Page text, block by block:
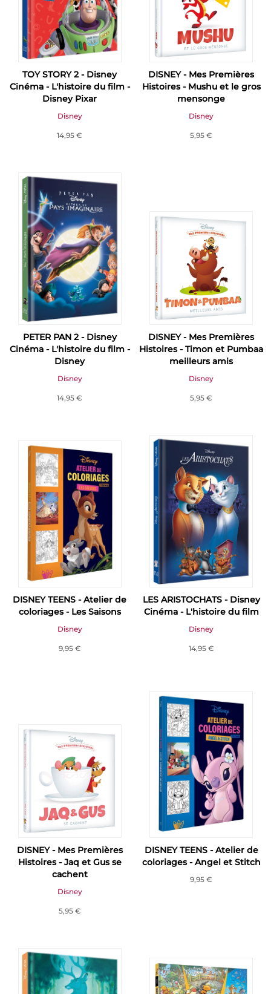
TOY STORY 2 - Disney
Cinéma - L'histoire du film -
Disney Pixar
Disney
14,95 €
DISNEY - Mes Premières
Histoires - Mushu et le gros
mensonge
Disney
5,95 €
PETER PAN 2 - Disney
Cinéma - L'histoire du film -
Disney
Disney
14,95 €
DISNEY - Mes Premières
Histoires - Timon et Pumbaa
meilleurs amis
Disney
5,95 €
DISNEY TEENS - Atelier de
coloriages - Les Saisons
Disney
9,95 €
LES ARISTOCHATS - Disney
Cinéma - L'histoire du film
Disney
14,95 €
DISNEY - Mes Premières
Histoires - Jaq et Gus se
cachent
Disney
5,95 €
DISNEY TEENS - Atelier de
coloriages - Angel et Stitch
9,95 €